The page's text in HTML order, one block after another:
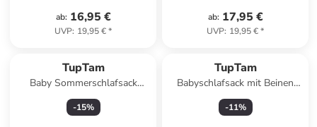
ab: 16,95 €
UVP: 19,95 €*
ab: 17,95 €
UVP: 19,95 €*
TupTam
Baby Sommerschlafsack
Kleine Kinder in ecru
-15%
TupTam
Babyschlafsack mit Beinen
Unwattiert in grau Modell 1
-11%